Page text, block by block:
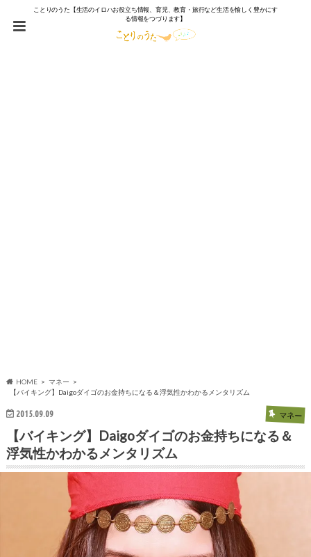
ことりのうた【生活のイロハお役立ち情報、育児、教育・旅行など生活を愉しく豊かにす
る情報をつづります】
HOME
マネー
【バイキング】Daigoダイゴのお金持ちになる＆浮気性かわかるメンタリズム
2015.09.09 マネー
【バイキング】Daigoダイゴのお金持ちになる＆
浮気性かわかるメンタリズム